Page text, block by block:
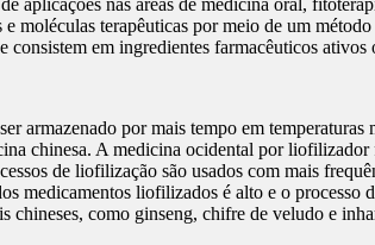
moléculas terapêuticas por meio de um
em ingredientes farmacêuticos
armazenado por mais tempo em
chinesa. A medicina ocidental por
de liofilização são usados com mais
medicamentos liofilizados é alto e o
chineses, como ginseng, chifre de veludo e